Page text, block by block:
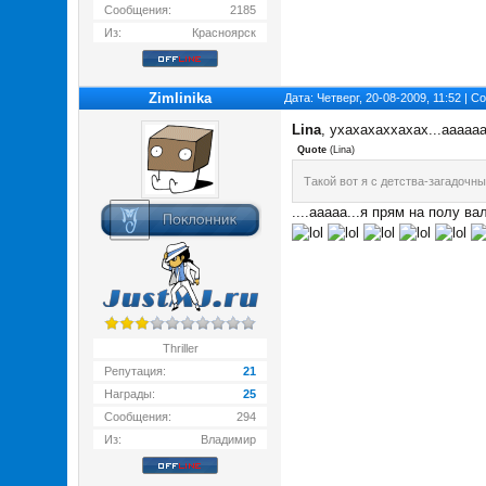
Сообщения:
2185
Из:
Красноярск
Zimlinika Дата: Четверг, 20-08-2009, 11:52 |
Thriller
Репутация:
21
Награды:
25
Сообщения:
294
Из:
Владимир
Lina,
Quote (Lina)
Такой вот я с детства-
....ааааа...я прям на полу